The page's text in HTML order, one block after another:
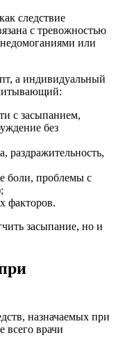
следствие
с тревожностью
или
а индивидуальный
с засыпанием,
без
раздражительность,
боли, проблемы с
факторов.
засыпание, но и
назначаемых при
всего врачи